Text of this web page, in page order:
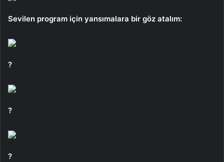
Sevilen program için yansımalara bir göz atalım:
?
?
?